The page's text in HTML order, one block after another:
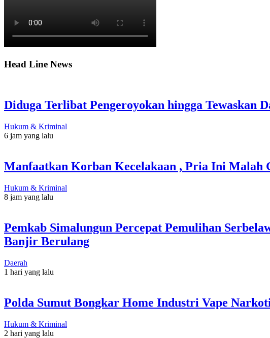
Head Line News
Diduga Terlibat Pengeroyokan hingga Tewaskan
Hukum & Kriminal
6 jam yang lalu
Manfaatkan Korban Kecelakaan , Pria Ini Malah
Hukum & Kriminal
8 jam yang lalu
Pemkab Simalungun Percepat Pemulihan
Banjir Berulang
Daerah
1 hari yang lalu
Polda Sumut Bongkar Home Industri Vape
Hukum & Kriminal
2 hari yang lalu